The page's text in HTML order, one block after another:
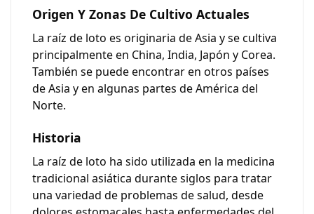
Origen Y Zonas De Cultivo Actuales
La raíz de loto es originaria de Asia y se cultiva
principalmente en China, India, Japón y Corea.
También se puede encontrar en otros países
de Asia y en algunas partes de América del
Norte.
Historia
La raíz de loto ha sido utilizada en la medicina
tradicional asiática durante siglos para tratar
una variedad de problemas de salud, desde